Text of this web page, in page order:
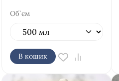
Об`єм
В кошик